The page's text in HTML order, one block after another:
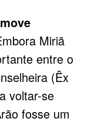
Miriã
entre o
(Êx
voltar-se
fosse um